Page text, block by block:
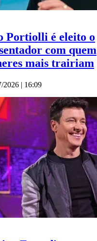
Portiolli é eleito o
com quem
mais trairiam
2026 | 16:09